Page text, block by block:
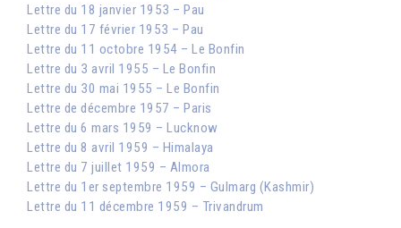
Lettre du 18 janvier 1953 – Pau
Lettre du 17 février 1953 – Pau
Lettre du 11 octobre 1954 – Le Bonfin
Lettre du 3 avril 1955 – Le Bonfin
Lettre du 30 mai 1955 – Le Bonfin
Lettre de décembre 1957 – Paris
Lettre du 6 mars 1959 – Lucknow
Lettre du 8 avril 1959 – Himalaya
Lettre du 7 juillet 1959 – Almora
Lettre du 1er septembre 1959 – Gulmarg (Kashmir)
Lettre du 11 décembre 1959 – Trivandrum